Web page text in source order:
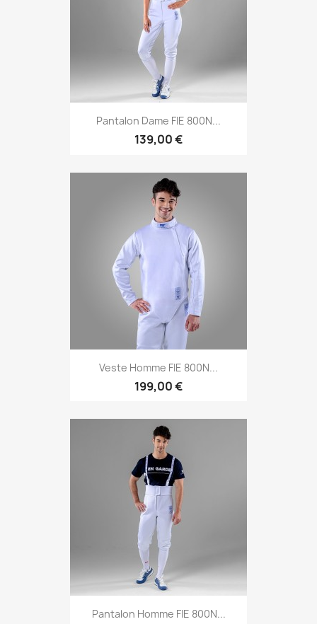
Pantalon Dame FIE 800N...
139,00 €
Veste Homme FIE 800N...
199,00 €
Pantalon Homme FIE 800N...